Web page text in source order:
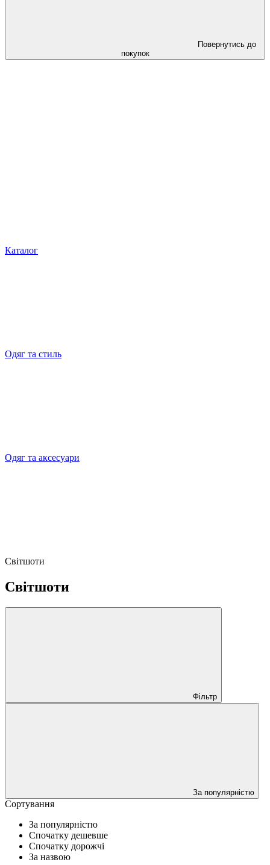
Повернутись до
покупок
Каталог
Одяг та стиль
Одяг та аксесуари
Світшоти
Світшоти
Фільтр
За популярністю
Сортування
За популярністю
Спочатку дешевше
Спочатку дорожчі
За назвою